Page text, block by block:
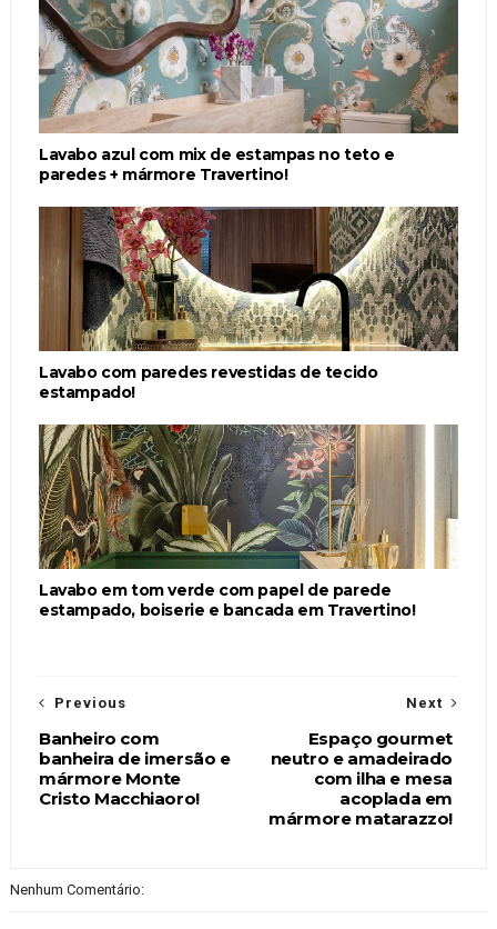
Lavabo azul com mix de estampas no teto e
paredes + mármore Travertino!
Lavabo com paredes revestidas de tecido
estampado!
Lavabo em tom verde com papel de parede
estampado, boiserie e bancada em Travertino!
Next
Espaço gourmet
neutro e amadeirado
com ilha e mesa
acoplada em
mármore matarazzo!
Previous
Banheiro com
banheira de imersão e
mármore Monte
Cristo Macchiaoro!
Nenhum Comentário: